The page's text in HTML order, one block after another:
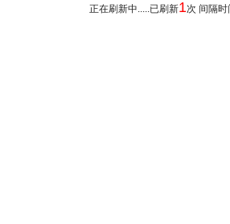
正在刷新中.....已刷新1次 间隔时